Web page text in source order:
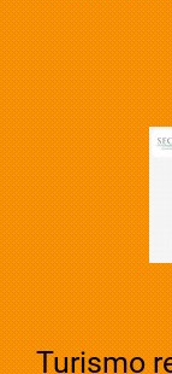
Turismo